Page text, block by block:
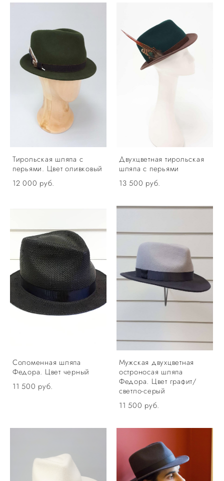
Тирольская шляпа с
перьями. Цвет оливковый
12 000 pуб.
Двухцветная тирольская
шляпа с перьями
13 500 pуб.
Соломенная шляпа
Федора. Цвет черный
11 500 pуб.
Мужская двухцветная
остроносая шляпа
Федора. Цвет графит/
светло-серый
11 500 pуб.